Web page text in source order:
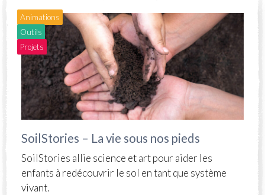
Animations
Outils
Projets
SoilStories – La vie sous nos pieds
SoilStories allie science et art pour aider les
enfants à redécouvrir le sol en tant que système
vivant.